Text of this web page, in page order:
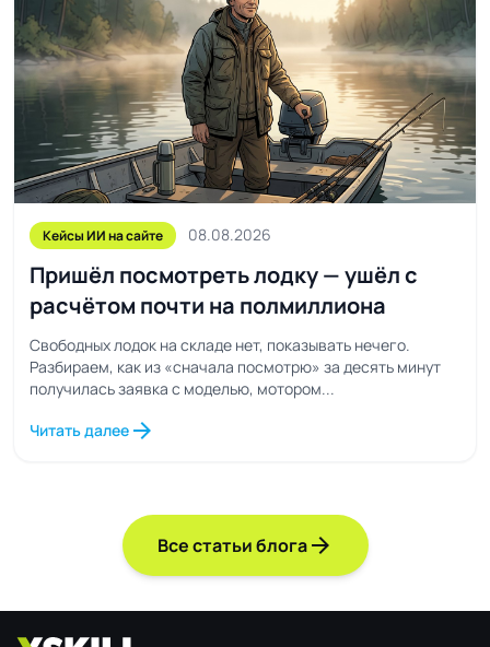
Кейсы ИИ на сайте 08.08.2026
Пришёл посмотреть лодку — ушёл с
расчётом почти на полмиллиона
Свободных лодок на складе нет, показывать нечего.
Разбираем, как из «сначала посмотрю» за десять минут
получилась заявка с моделью, мотором...
Читать далее arrow_forward
Все статьи блогаarrow_forward